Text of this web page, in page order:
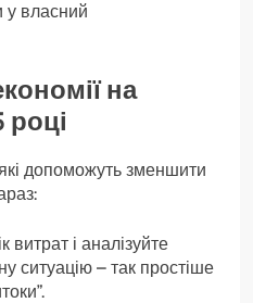
у власний
на
році
допоможуть зменшити
витрат і аналізуйте
ситуацію – так простіше